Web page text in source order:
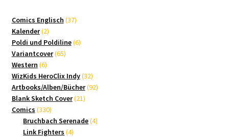
Comics Englisch 3737
Kalender 22
Produkte
Poldi und Poldiline 66
Variantcover 6565
Western 66
Produkte
WizKids HeroClix Indy 3232
Produkte
Artbooks/Alben/Bücher 9292
Blank Sketch Cover 2121
Comics 330330
Produkte
Bruchbach Serenade 44
Link Fighters 44